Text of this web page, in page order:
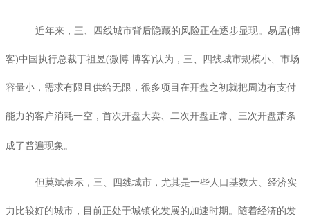
近年来，三、四线城市背后隐藏的风险正在逐步显现。易居(博
客)中国执行总裁丁祖昱(微博 博客)认为，三、四线城市规模小、市场
容量小，需求有限且供给无限，很多项目在开盘之初就把周边有支付
能力的客户消耗一空，首次开盘大卖、二次开盘正常、三次开盘萧条
成了普遍现象。
但莫斌表示，三、四线城市，尤其是一些人口基数大、经济实
力比较好的城市，目前正处于城镇化发展的加速时期。随着经济的发